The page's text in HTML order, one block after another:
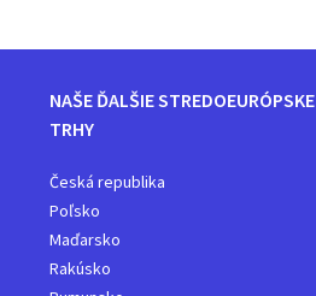
NAŠE ĎALŠIE STREDOEURÓPSKE
TRHY
Česká republika
Poľsko
Maďarsko
Rakúsko